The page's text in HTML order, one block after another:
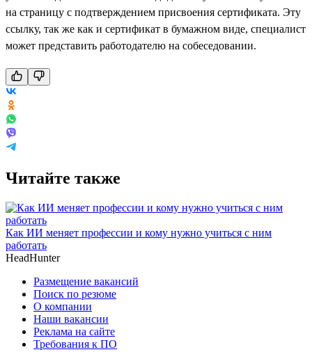
на страницу с подтверждением присвоения сертификата. Эту
ссылку, так же как и сертификат в бумажном виде, специалист
может представить работодателю на собеседовании.
Читайте также
Как ИИ меняет профессии и кому нужно учиться с ним
работать
HeadHunter
Размещение вакансий
Поиск по резюме
О компании
Наши вакансии
Реклама на сайте
Требования к ПО